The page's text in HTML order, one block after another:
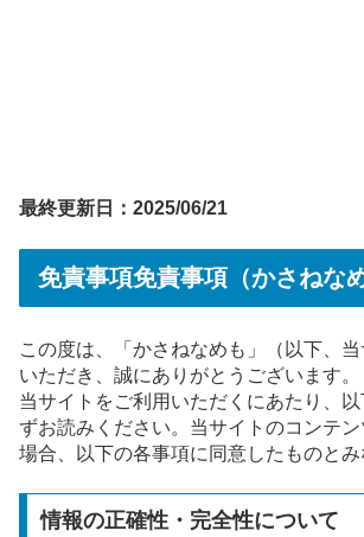
最終更新日：2025/06/21
免責事項免責事項（かさねな
この度は、「かさねなめも」（以下、
いただき、誠にありがとうございます。
当サイトをご利用いただくにあたり、
ずお読みください。当サイトのコンテ
場合、以下の各事項に同意したものとみ
情報の正確性・完全性について